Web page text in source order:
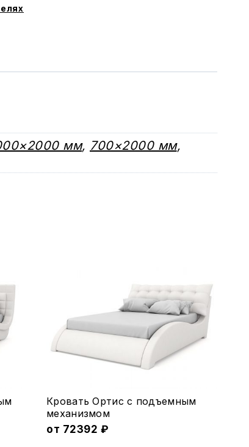
мм, 700×2000 мм,
Этот
товар
имеет
Кровать Ортис с подъемным
меxанизмом
от 72392 ₽